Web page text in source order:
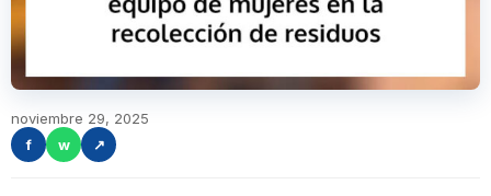
noviembre 29, 2025
f
w ↗